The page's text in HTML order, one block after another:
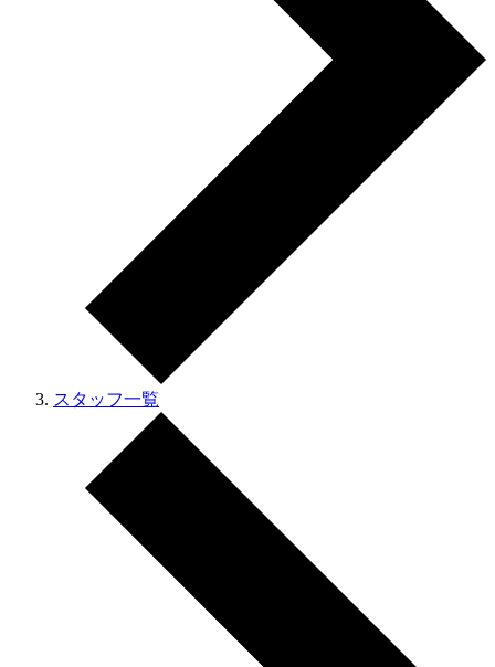
スタッフ一覧